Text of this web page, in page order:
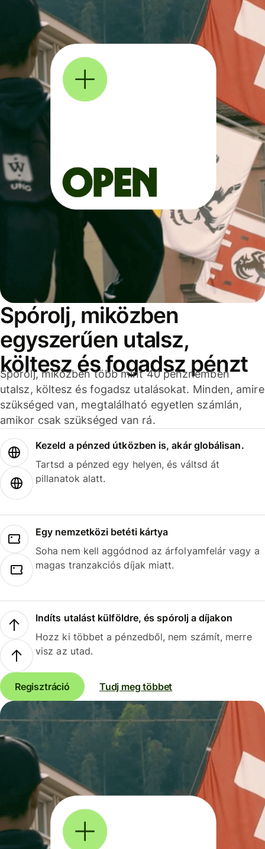
Spórolj, miközben
egyszerűen utalsz,
költesz és fogadsz pénzt
Spórolj, miközben több mint 40 pénznemben
utalsz, költesz és fogadsz utalásokat. Minden, amire
szükséged van, megtalálható egyetlen számlán,
amikor csak szükséged van rá.
Kezeld a pénzed útközben is, akár globálisan.
Tartsd a pénzed egy helyen, és váltsd át
pillanatok alatt.
Egy nemzetközi betéti kártya
Soha nem kell aggódnod az árfolyamfelár vagy a
magas tranzakciós díjak miatt.
Indíts utalást külföldre, és spórolj a díjakon
Hozz ki többet a pénzedből, nem számít, merre
visz az utad.
Regisztráció Tudj meg többet